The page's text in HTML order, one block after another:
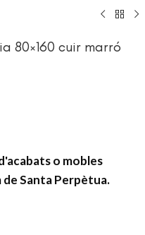
80×160 cuir marró
o mobles
Santa Perpètua.